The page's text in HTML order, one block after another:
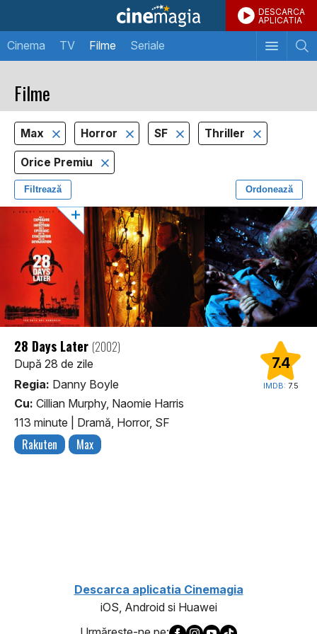
DESCARCA
APLICATIA
Cinema TV Filme Seriale
Filme
Max Horror SF Thriller
Orice Premiu
Filtrează Ordonează
7.4
IMDB: 7.5
28 Days Later (2002)
După 28 de zile
Regia: Danny Boyle
Cu: Cillian Murphy, Naomie Harris
113 minute
Dramă, Horror, SF
Rakuten Max
Descarca aplicatia Cinemagia
iOS, Android si Huawei